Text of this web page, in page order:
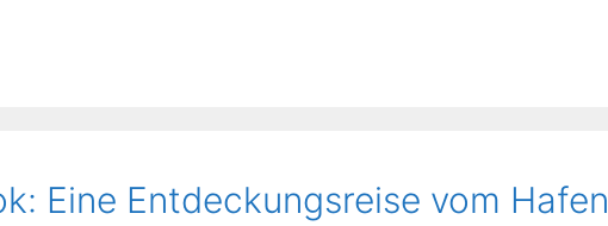
Eine Entdeckungsreise vom Hafen